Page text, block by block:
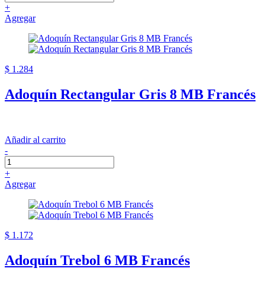
+
Agregar
$ 1.284
Adoquín Rectangular Gris 8 MB Francés
Añadir al carrito
-
+
Agregar
$ 1.172
Adoquín Trebol 6 MB Francés